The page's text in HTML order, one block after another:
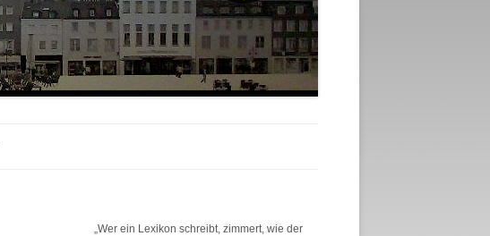
„Wer ein Lexikon schreibt, zimmert, wie der